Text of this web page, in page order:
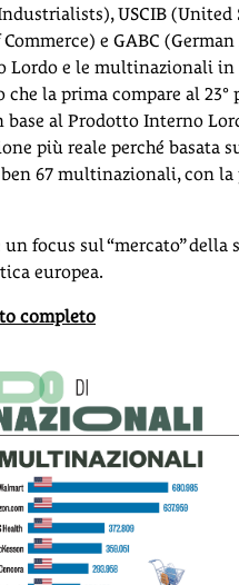
USCIB
e GABC
Lordo e le multinazionali
la prima compare al 23°
base al Prodotto Interno
più reale perché basata
67 multinazionali, con
focus sul “mercato” della
europea.
completo